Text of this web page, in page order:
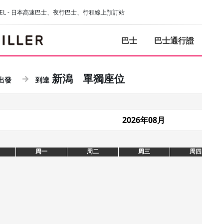
- 日本高速巴士、夜行巴士、行程線上預訂站
巴士 巴士通行證
新潟 單獨座位
2026年08月
周一 周二 周三 周四